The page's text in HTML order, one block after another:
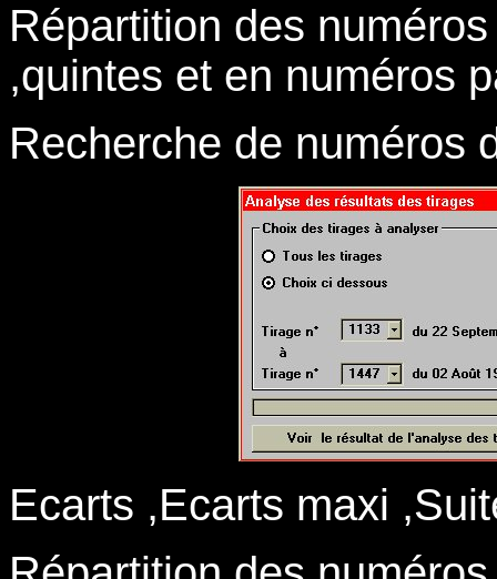
Répartition des
,quintes et en numéros
Recherche de numéros
Ecarts ,Ecarts maxi